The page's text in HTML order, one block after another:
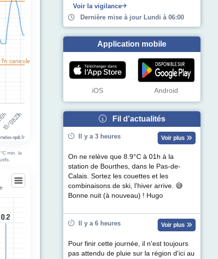
(°C). Data ranges from 15 to 35.
10/08 23h
meteo-npdc.fr
canicule
min. la
de précipitations (mm). Data ranges from 0 to 0.2.
0.2
0.2
Voir la vigilance
Dernière mise à jour Lundi à 06:00
Application mobile
iOS Android
Fil d'actualités
Il y a 3 heures Voir plus
On ne relève que 8.9°C à 01h à la
station de Bourthes, dans le Pas-de-
Calais. Sortez les couettes et les
combinaisons de ski, l'hiver arrive. 😅
Bonne nuit (à nouveau) ! Hugo
Il y a 6 heures Voir plus
Pour finir cette journée, il n'est toujours
pas attendu de pluie sur la région d'ici au